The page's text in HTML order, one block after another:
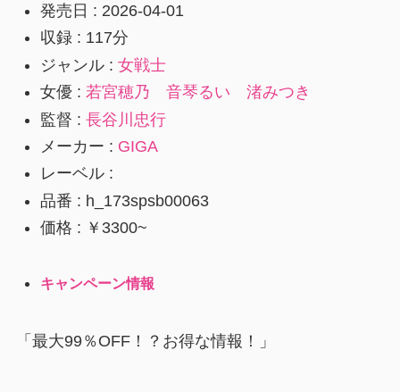
発売日 : 2026-04-01
収録 : 117分
ジャンル : 女戦士
女優 : 若宮穂乃 音琴るい
渚みつき
監督 : 長谷川忠行
メーカー : GIGA
レーベル :
品番 : h_173spsb00063
価格 : ￥3300~
キャンペーン情報
「最大99％OFF！？お得な情報！」